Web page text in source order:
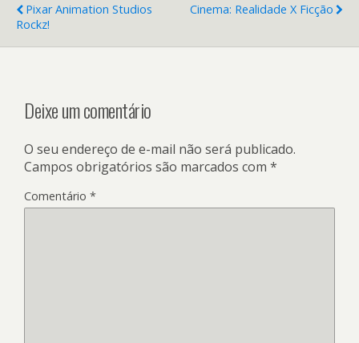
Pixar Animation Studios
Rockz!
Cinema: Realidade X Ficção
Deixe um comentário
O seu endereço de e-mail não será publicado.
Campos obrigatórios são marcados com *
Comentário *